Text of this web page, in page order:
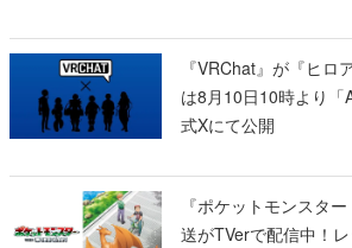
『VRChat』が『ヒロ
は8月10日10時より
式Xにて公開
『ポケットモンスタ
送がTVerで配信中！レ